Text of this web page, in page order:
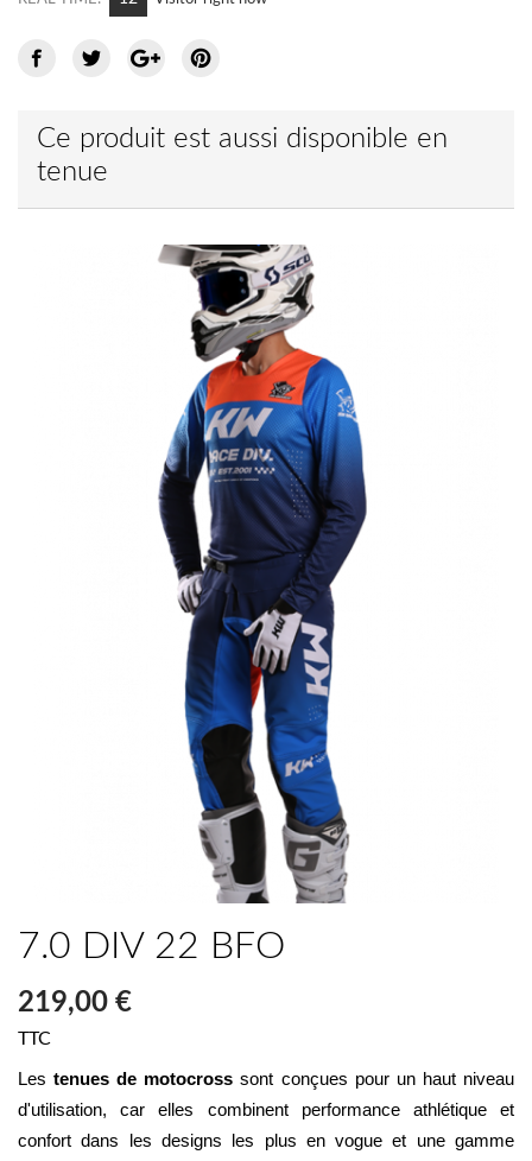
Ce produit est aussi disponible en
tenue
7.0 DIV 22 BFO
219,00 €
TTC
Les tenues de motocross sont conçues pour un haut niveau
d'utilisation, car elles combinent performance athlétique et
confort dans les designs les plus en vogue et une gamme